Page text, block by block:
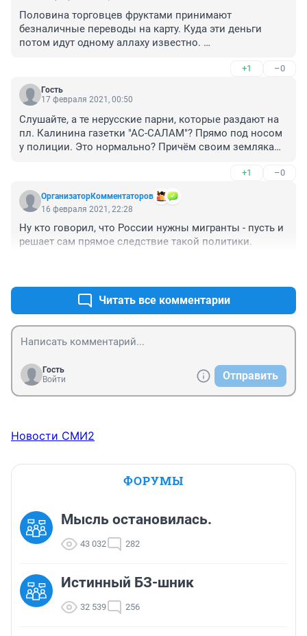
Половина торговцев фруктами принимают
безналичные переводы на карту. Куда эти деньги
потом идут одному аллаху известно.
+1 –0
Гость
17 февраля 2021, 00:50
Слушайте, а те нерусские парни, которые раздают на
пл. Калинина газетки "АС-САЛАМ"? Прямо под носом
у полиции. Это нормально? Причём своим землякам
+1 –0
ОрганизаторКомментаторов
16 февраля 2021, 22:28
Ну кто говорил, что России нужны мигранты - пусть и
решает сам прямое следствие такой политики.
Читать все комментарии
Гость
Войти
Отправить
Новости СМИ2
ФОРУМЫ
Мысль остановилась.
43 032 282
Истинный БЗ-шник
32 539 256